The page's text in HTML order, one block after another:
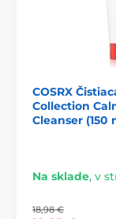
COSRX
Collection
Cleanser (150
Na sklade, v
18,98 €